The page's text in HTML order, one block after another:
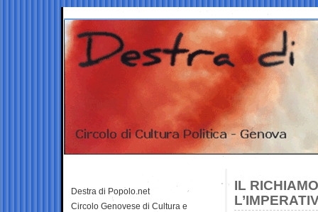
IL
Destra di Popolo.net
Circolo Genovese di Cultura e